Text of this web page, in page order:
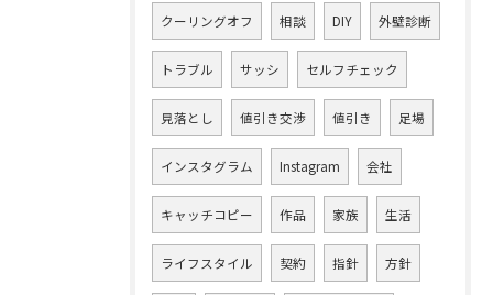
クーリングオフ 相談 DIY 外壁診断
トラブル サッシ セルフチェック
見落とし 値引き交渉 値引き 足場
インスタグラム Instagram 会社
キャッチコピー 作品 家族 生活
ライフスタイル 契約 指針 方針